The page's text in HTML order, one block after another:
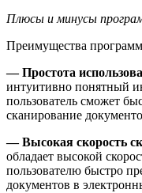
Плюсы и минусы
Преимущества
— Простота
интуитивно понятный
пользователь сможет
сканирование
— Высокая скорость
обладает высокой
пользователю быстро
документов в